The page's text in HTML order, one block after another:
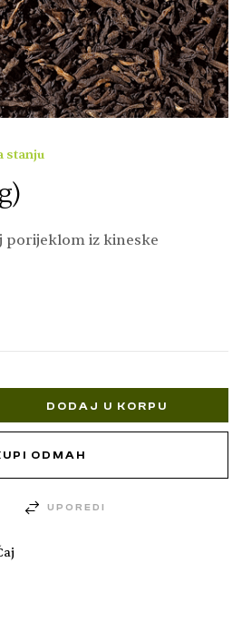
stanju
porijeklom iz kineske
DODAJ U KORPU
ODMAH
UPOREDI